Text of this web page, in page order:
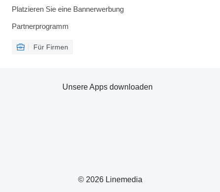
Platzieren Sie eine Bannerwerbung
Partnerprogramm
Für Firmen
© 2026 Linemedia
Unsere Apps downloaden